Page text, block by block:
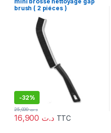
brush ( 2 piéces )
-32%
د.ت
د.ت25,000
TTC